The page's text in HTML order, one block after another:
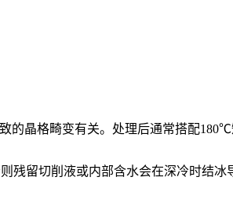
的晶格畸变有关。处理后通常搭配
残留切削液或内部含水会在深冷时结冰